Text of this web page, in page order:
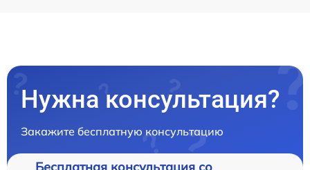
Нужна консультация?
Закажите бесплатную консультацию